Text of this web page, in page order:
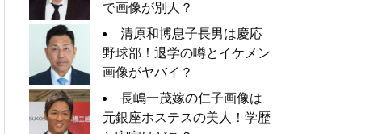
で画像が別人？
清原和博息子長男は慶応
野球部！退学の噂とイケメン
画像がヤバイ？
長嶋一茂嫁の仁子画像は
元銀座ホステスの美人！学歴